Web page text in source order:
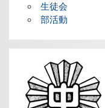
生徒会
部活動